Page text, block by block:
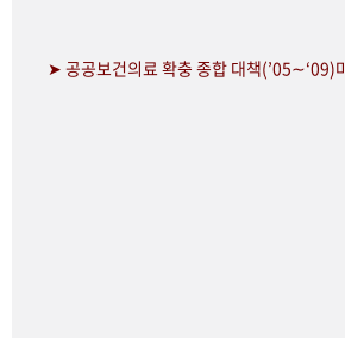
➤ 공공보건의료 확충 종합 대책(’05∼‘09)